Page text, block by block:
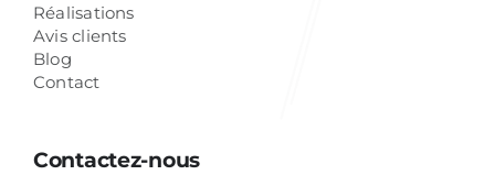
Réalisations
Avis clients
Blog
Contact
Contactez-nous